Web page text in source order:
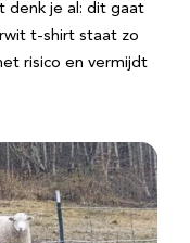
denk je al: dit gaat
t-shirt staat zo
risico en vermijdt